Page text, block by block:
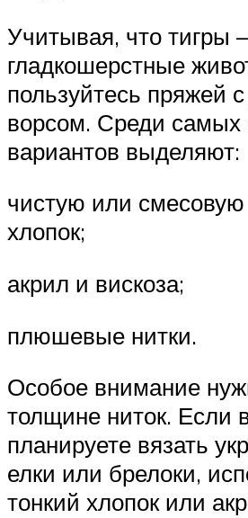
Учитывая, что тигры
гладкошерстные
пользуйтесь пряжей
ворсом. Среди
вариантов выделяют:
чистую или
хлопок;
акрил и вискоза;
плюшевые нитки.
Особое внимание
толщине ниток. Если
планируете вязать
елки или брелоки,
тонкий хлопок или